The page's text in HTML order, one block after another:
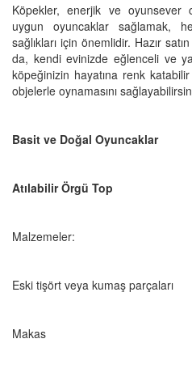
Köpekler, enerjik ve oyunsever
uygun oyuncaklar sağlamak,
sağlıkları için önemlidir. Hazır
da, kendi evinizde eğlenceli ve
köpeğinizin hayatına renk
objelerle oynamasını
Basit ve Doğal Oyuncaklar
Atılabilir Örgü Top
Malzemeler:
Eski tişört veya kumaş parçaları
Makas